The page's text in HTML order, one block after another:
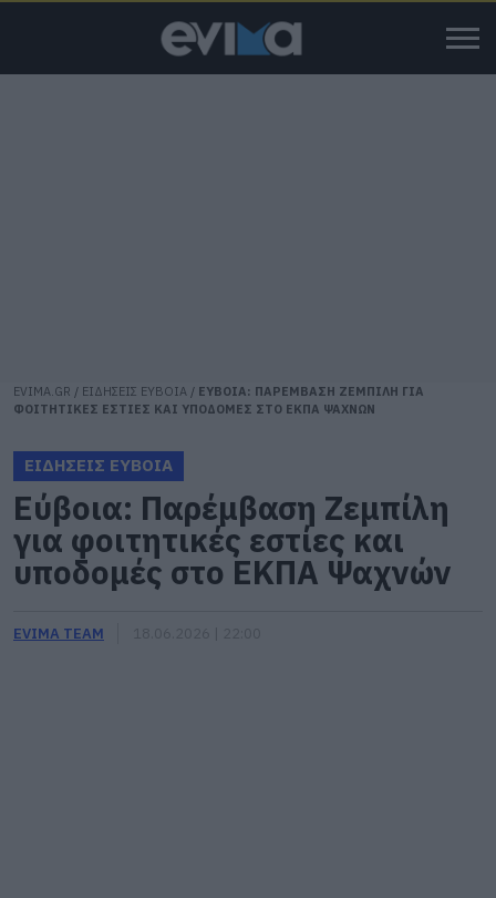
EVIMA.GR / ΕΙΔΗΣΕΙΣ ΕΥΒΟΙΑ / ΕΥΒΟΙΑ: ΠΑΡΕΜΒΑΣΗ ΖΕΜΠΙΛΗ ΓΙΑ
ΦΟΙΤΗΤΙΚΕΣ ΕΣΤΙΕΣ ΚΑΙ ΥΠΟΔΟΜΕΣ ΣΤΟ ΕΚΠΑ ΨΑΧΝΩΝ
ΕΙΔΗΣΕΙΣ ΕΥΒΟΙΑ
Εύβοια: Παρέμβαση Ζεμπίλη
για φοιτητικές εστίες και
υποδομές στο ΕΚΠΑ Ψαχνών
EVIMA TEAM